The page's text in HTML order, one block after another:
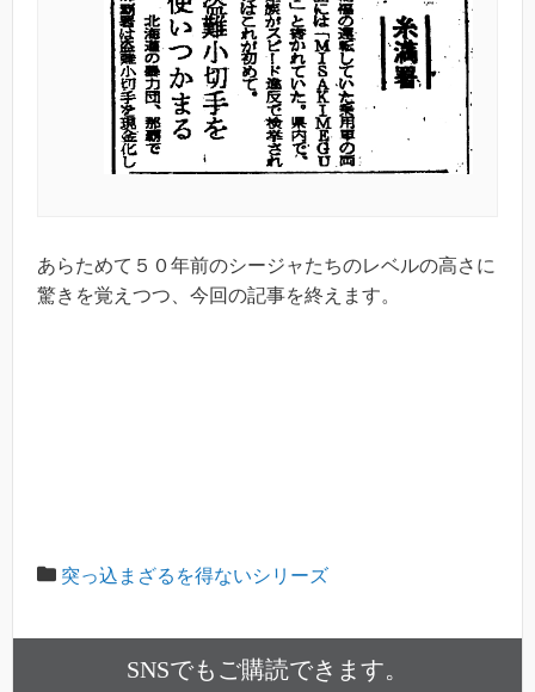
あらためて５０年前のシージャたちのレベルの高さに
驚きを覚えつつ、今回の記事を終えます。
突っ込まざるを得ないシリーズ
SNSでもご購読できます。